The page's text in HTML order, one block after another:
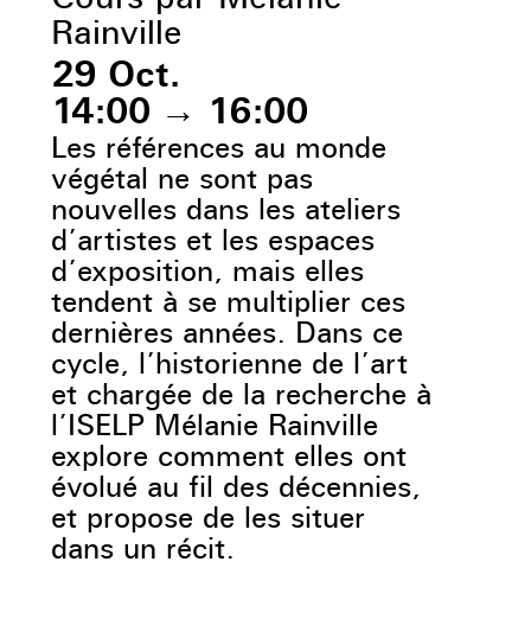
Rainville
29 Oct.
14:00 → 16:00
Les références au monde
végétal ne sont pas
nouvelles dans les ateliers
d’artistes et les espaces
d’exposition, mais elles
tendent à se multiplier ces
dernières années. Dans ce
cycle, l’historienne de l’art
et chargée de la recherche à
l’ISELP Mélanie Rainville
explore comment elles ont
évolué au fil des décennies,
et propose de les situer
dans un récit.